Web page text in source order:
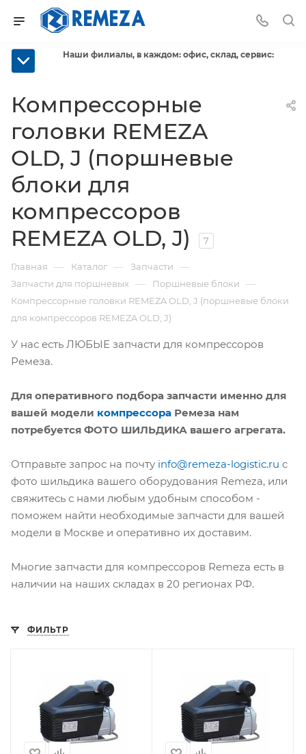
Наши филиалы, в каждом: офис, склад, сервис:
Компрессорные
головки REMEZA
OLD, J (поршневые
блоки для
компрессоров
REMEZA OLD, J)
7
Главная — Каталог — Запчасти —
Запчасти для поршневых — Поршневые блоки —
Компрессорные головки REMEZA OLD, J (поршневые блоки
для компрессоров REMEZA OLD, J)
У нас есть ЛЮБЫЕ запчасти для компрессоров
Ремеза.
Для оперативного подбора запчасти именно для
вашей модели компрессора Ремеза нам
потребуется ФОТО ШИЛЬДИКА вашего агрегата.
Отправьте запрос на почту info@remeza-logistic.ru c
фото шильдика вашего оборудования Remeza, или
свяжитесь с нами любым удобным способом -
поможем найти необходимые запчасти для вашей
модели в Москве и оперативно их доставим.
Многие запчасти для компрессоров Remeza есть в
наличии на наших складах в 20 регионах РФ.
ФИЛЬТР